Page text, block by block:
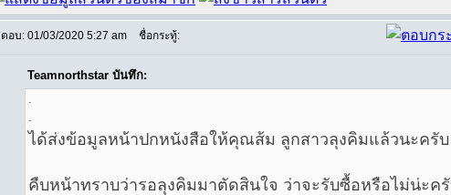
ตอบ: 01/03/2020 5:27 am ชื่อกระทู้:
Teamnorthstar บันทึก:
.
.
ได้ส่งข้อมูลหน้าปกหนังสือให้คุณส้ม ลูกสาวลุงคิมแล้วนะครับ
คืบหน้าทราบว่ารอลุงคิมมาตัดสินใจ ว่าจะรับซื้อหรือไม่น่ะค